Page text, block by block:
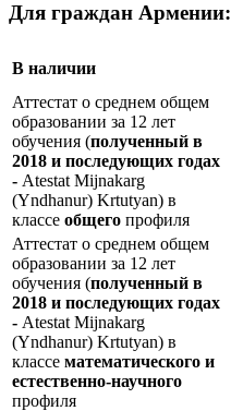
Для граждан Армении:
В наличии
Аттестат о среднем общем
образовании за 12 лет
обучения (полученный в
2018 и последующих годах
- Atestat Mijnakarg
(Yndhanur) Krtutyan) в
классе общего профиля
Аттестат о среднем общем
образовании за 12 лет
обучения (полученный в
2018 и последующих годах
- Atestat Mijnakarg
(Yndhanur) Krtutyan) в
классе математического и
естественно-научного
профиля